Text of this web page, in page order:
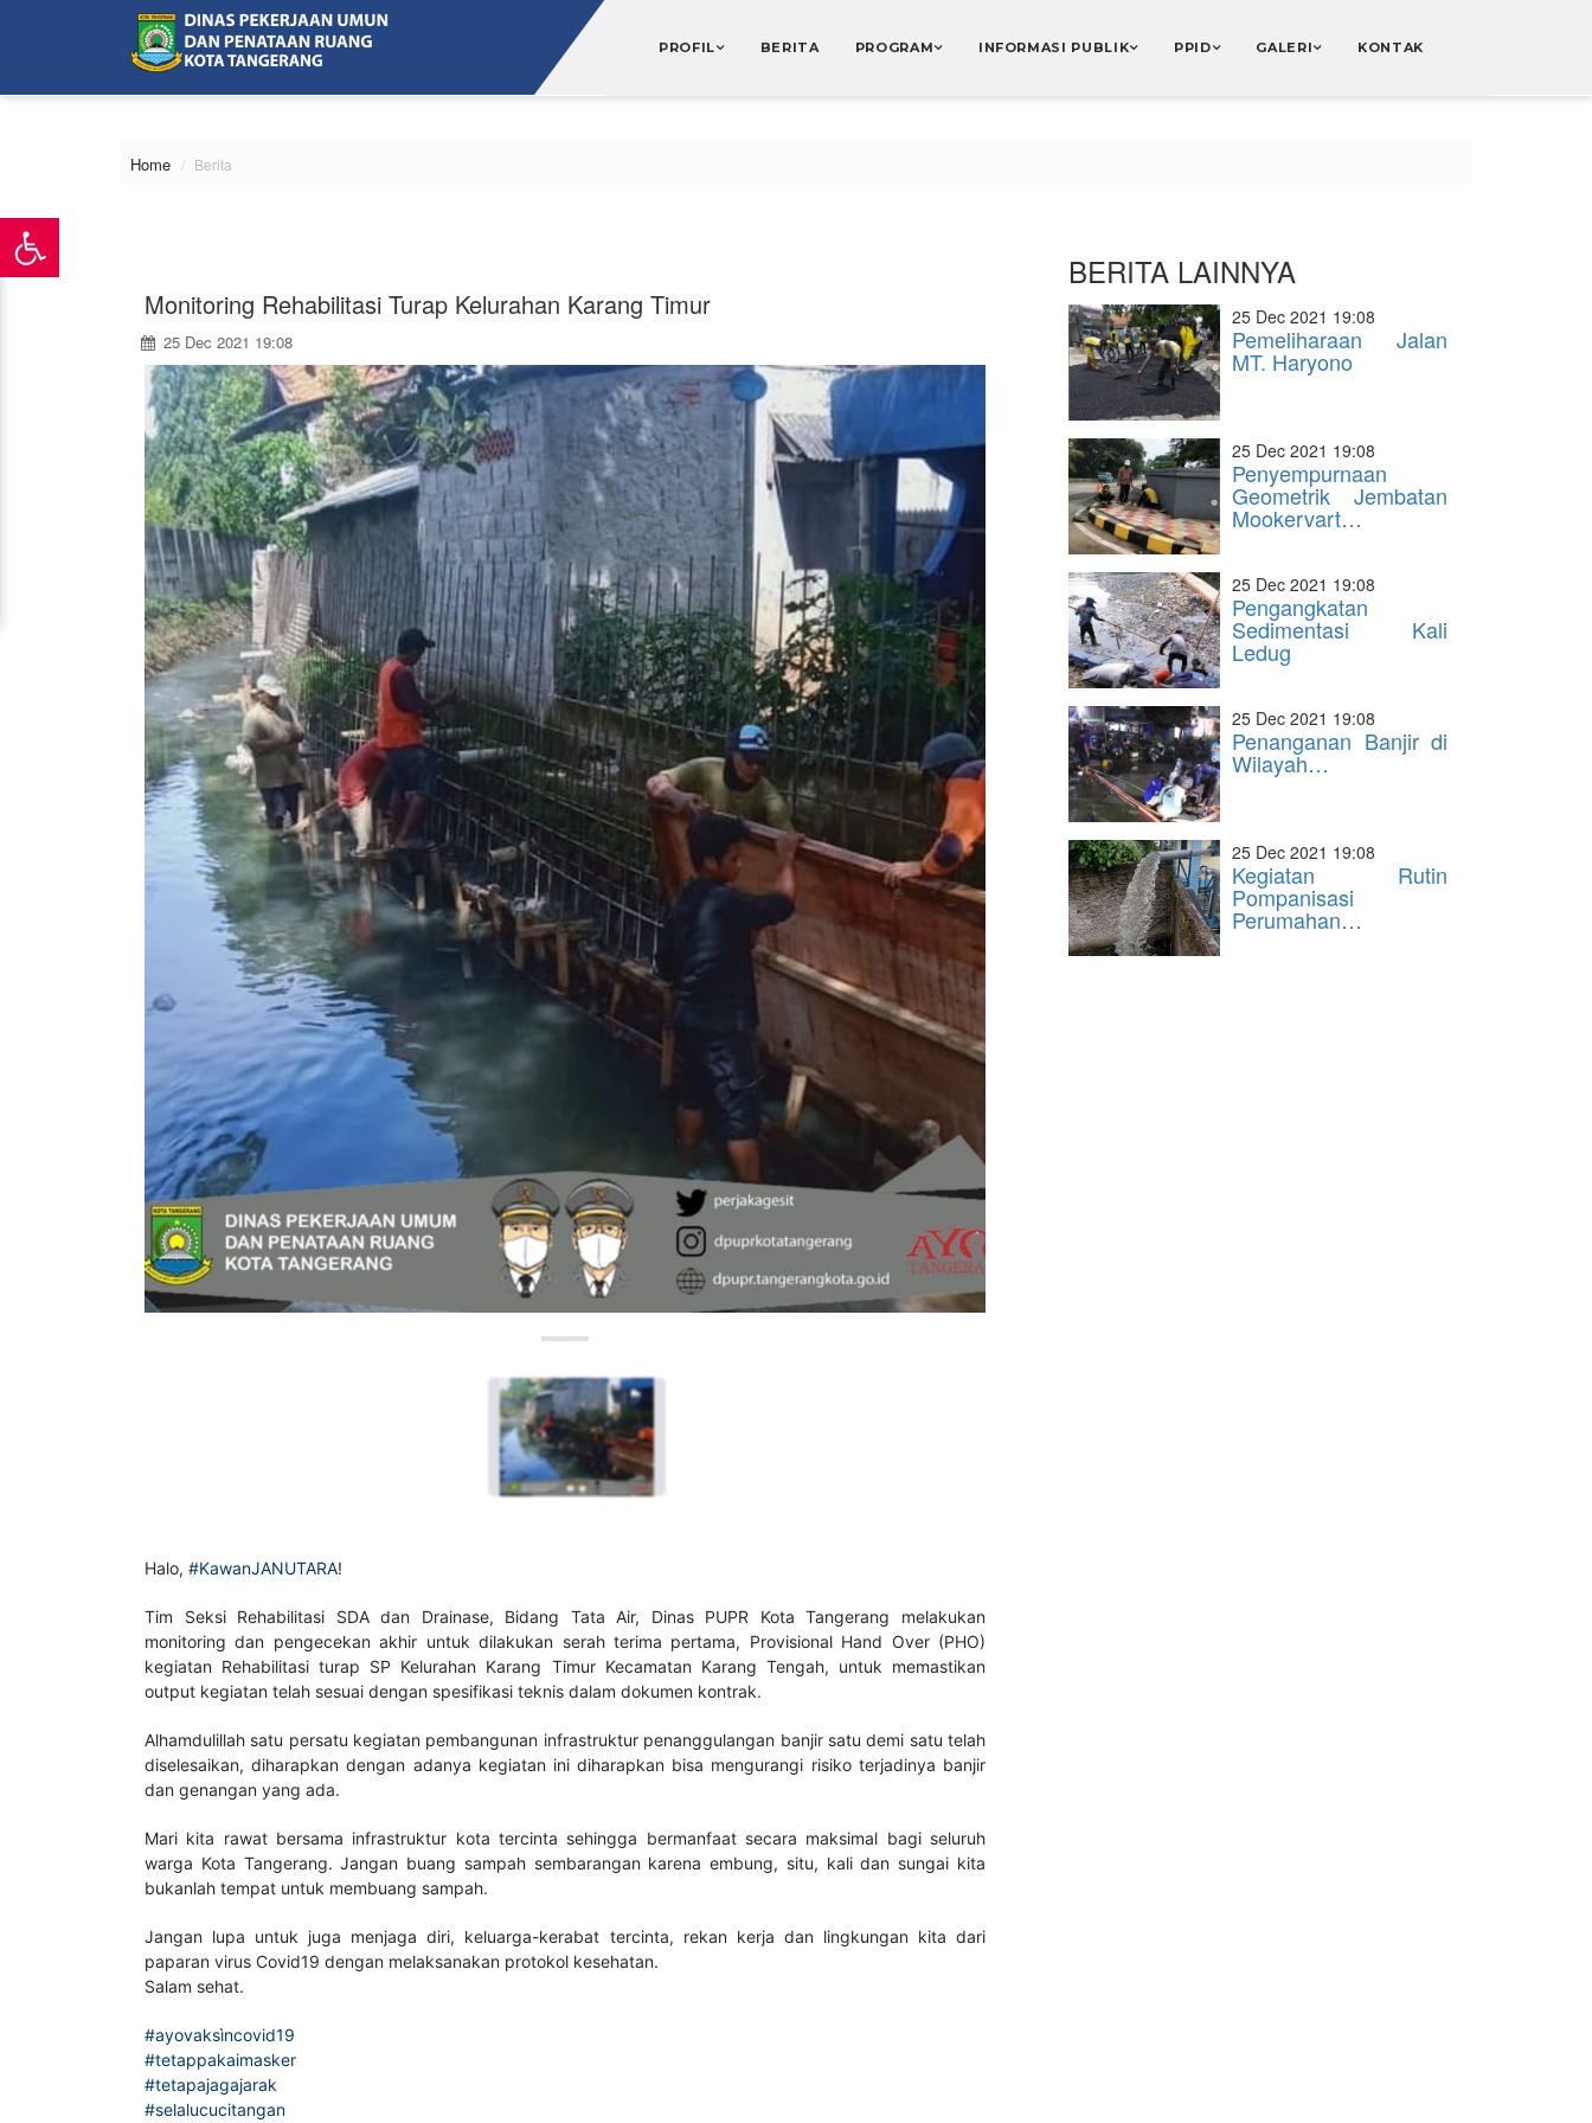
PROFIL BERITA PROGRAM INFORMASI PUBLIK PPID GALERI KONTAK
Home Berita
Monitoring Rehabilitasi Turap Kelurahan Karang Timur
25 Dec 2021 19:08
Halo, #KawanJANUTARA!
Tim Seksi Rehabilitasi SDA dan Drainase, Bidang Tata Air, Dinas PUPR Kota Tangerang melakukan
monitoring dan pengecekan akhir untuk dilakukan serah terima pertama, Provisional Hand Over (PHO)
kegiatan Rehabilitasi turap SP Kelurahan Karang Timur Kecamatan Karang Tengah, untuk memastikan
output kegiatan telah sesuai dengan spesifikasi teknis dalam dokumen kontrak.
Alhamdulillah satu persatu kegiatan pembangunan infrastruktur penanggulangan banjir satu demi satu telah
diselesaikan, diharapkan dengan adanya kegiatan ini diharapkan bisa mengurangi risiko terjadinya banjir
dan genangan yang ada.
Mari kita rawat bersama infrastruktur kota tercinta sehingga bermanfaat secara maksimal bagi seluruh
warga Kota Tangerang. Jangan buang sampah sembarangan karena embung, situ, kali dan sungai kita
bukanlah tempat untuk membuang sampah.
Jangan lupa untuk juga menjaga diri, keluarga-kerabat tercinta, rekan kerja dan lingkungan kita dari
paparan virus Covid19 dengan melaksanakan protokol kesehatan.
Salam sehat.
#ayovaksìncovid19
#tetappakaimasker
#tetapajagajarak
#selalucucitangan
BERITA LAINNYA
25 Dec 2021 19:08
Pemeliharaan Jalan
MT. Haryono
25 Dec 2021 19:08
Penyempurnaan
Geometrik Jembatan
Mookervart…
25 Dec 2021 19:08
Pengangkatan
Sedimentasi Kali
Ledug
25 Dec 2021 19:08
Penanganan Banjir di
Wilayah…
25 Dec 2021 19:08
Kegiatan Rutin
Pompanisasi
Perumahan…